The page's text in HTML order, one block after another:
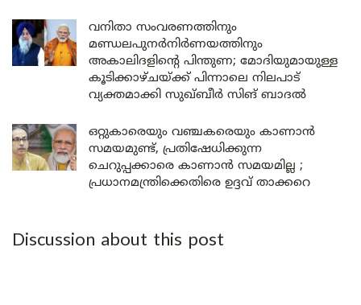
വനിതാ സംവരണത്തിനും
മണ്ഡലപുനർനിർണയത്തിനും
അകാലിദളിന്റെ പിന്തുണ; മോദിയുമായുള്ള
കൂടിക്കാഴ്ചയ്ക്ക് പിന്നാലെ നിലപാട്
വ്യക്തമാക്കി സുഖ്ബീർ സിങ് ബാദൽ
ഒറ്റുകാരെയും വഞ്ചകരെയും കാണാൻ
സമയമുണ്ട്, പ്രതിഷേധിക്കുന്ന
ചെറുപ്പക്കാരെ കാണാൻ സമയമില്ല ;
പ്രധാനമന്ത്രിക്കെതിരെ ഉദ്ദവ് താക്കറെ
Discussion about this post